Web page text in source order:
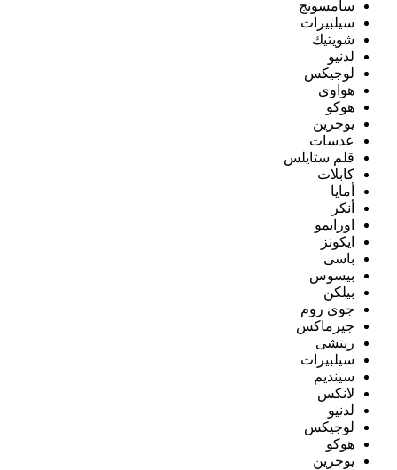
سامسونج
سيلبيرات
شويتيك
لدنيو
لوجيكس
هواوى
هوكو
يوجرين
عدسات
قلم ستايلس
كابلات
أمايا
أنكر
اورايمو
ايكونز
باسى
بيسوس
بيلكن
جوى روم
جيرماكس
ريتشى
سيلبيرات
سينديم
لانكس
لدنيو
لوجيكس
هوكو
يوجرين